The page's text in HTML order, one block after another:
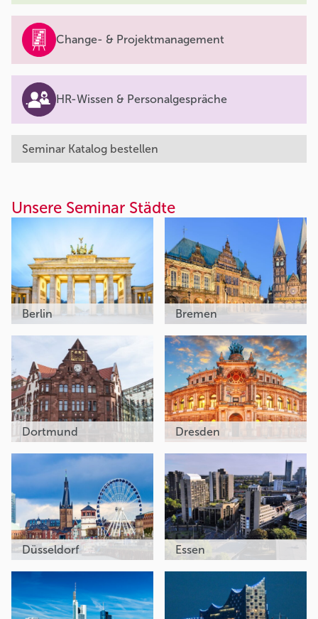
Change- & Projektmanagement
HR-Wissen & Personalgespräche
Seminar Katalog bestellen
Unsere Seminar Städte
Berlin Bremen
Dortmund Dresden
Düsseldorf Essen